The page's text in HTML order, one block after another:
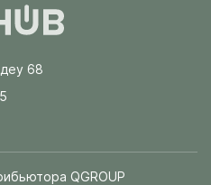
68
QGROUP